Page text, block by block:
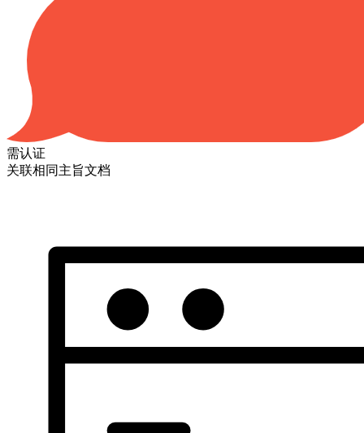
需认证
关联相同主旨文档